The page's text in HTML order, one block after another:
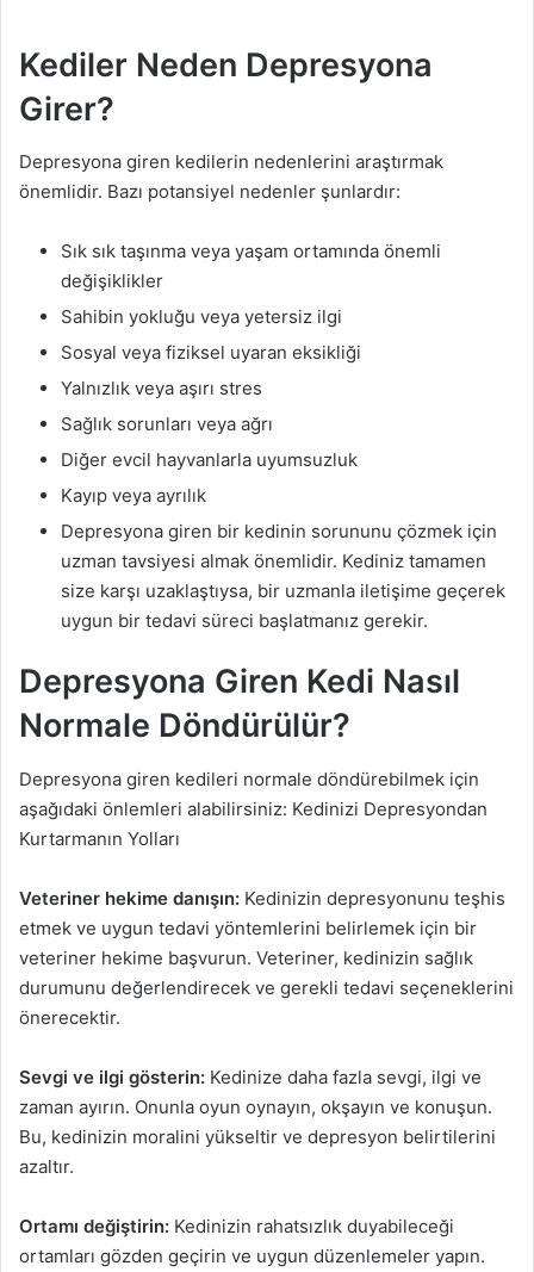
Kediler Neden Depresyona
Girer?
Depresyona giren kedilerin nedenlerini araştırmak
önemlidir. Bazı potansiyel nedenler şunlardır:
Sık sık taşınma veya yaşam ortamında önemli
değişiklikler
Sahibin yokluğu veya yetersiz ilgi
Sosyal veya fiziksel uyaran eksikliği
Yalnızlık veya aşırı stres
Sağlık sorunları veya ağrı
Diğer evcil hayvanlarla uyumsuzluk
Kayıp veya ayrılık
Depresyona giren bir kedinin sorununu çözmek için
uzman tavsiyesi almak önemlidir. Kediniz tamamen
size karşı uzaklaştıysa, bir uzmanla iletişime geçerek
uygun bir tedavi süreci başlatmanız gerekir.
Depresyona Giren Kedi Nasıl
Normale Döndürülür?
Depresyona giren kedileri normale döndürebilmek için
aşağıdaki önlemleri alabilirsiniz: Kedinizi Depresyondan
Kurtarmanın Yolları
Veteriner hekime danışın: Kedinizin depresyonunu teşhis
etmek ve uygun tedavi yöntemlerini belirlemek için bir
veteriner hekime başvurun. Veteriner, kedinizin sağlık
durumunu değerlendirecek ve gerekli tedavi seçeneklerini
önerecektir.
Sevgi ve ilgi gösterin: Kedinize daha fazla sevgi, ilgi ve
zaman ayırın. Onunla oyun oynayın, okşayın ve konuşun.
Bu, kedinizin moralini yükseltir ve depresyon belirtilerini
azaltır.
Ortamı değiştirin: Kedinizin rahatsızlık duyabileceği
ortamları gözden geçirin ve uygun düzenlemeler yapın.